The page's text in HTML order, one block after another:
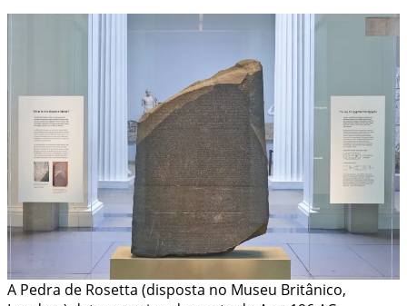
A Pedra de Rosetta (disposta no Museu Britânico,